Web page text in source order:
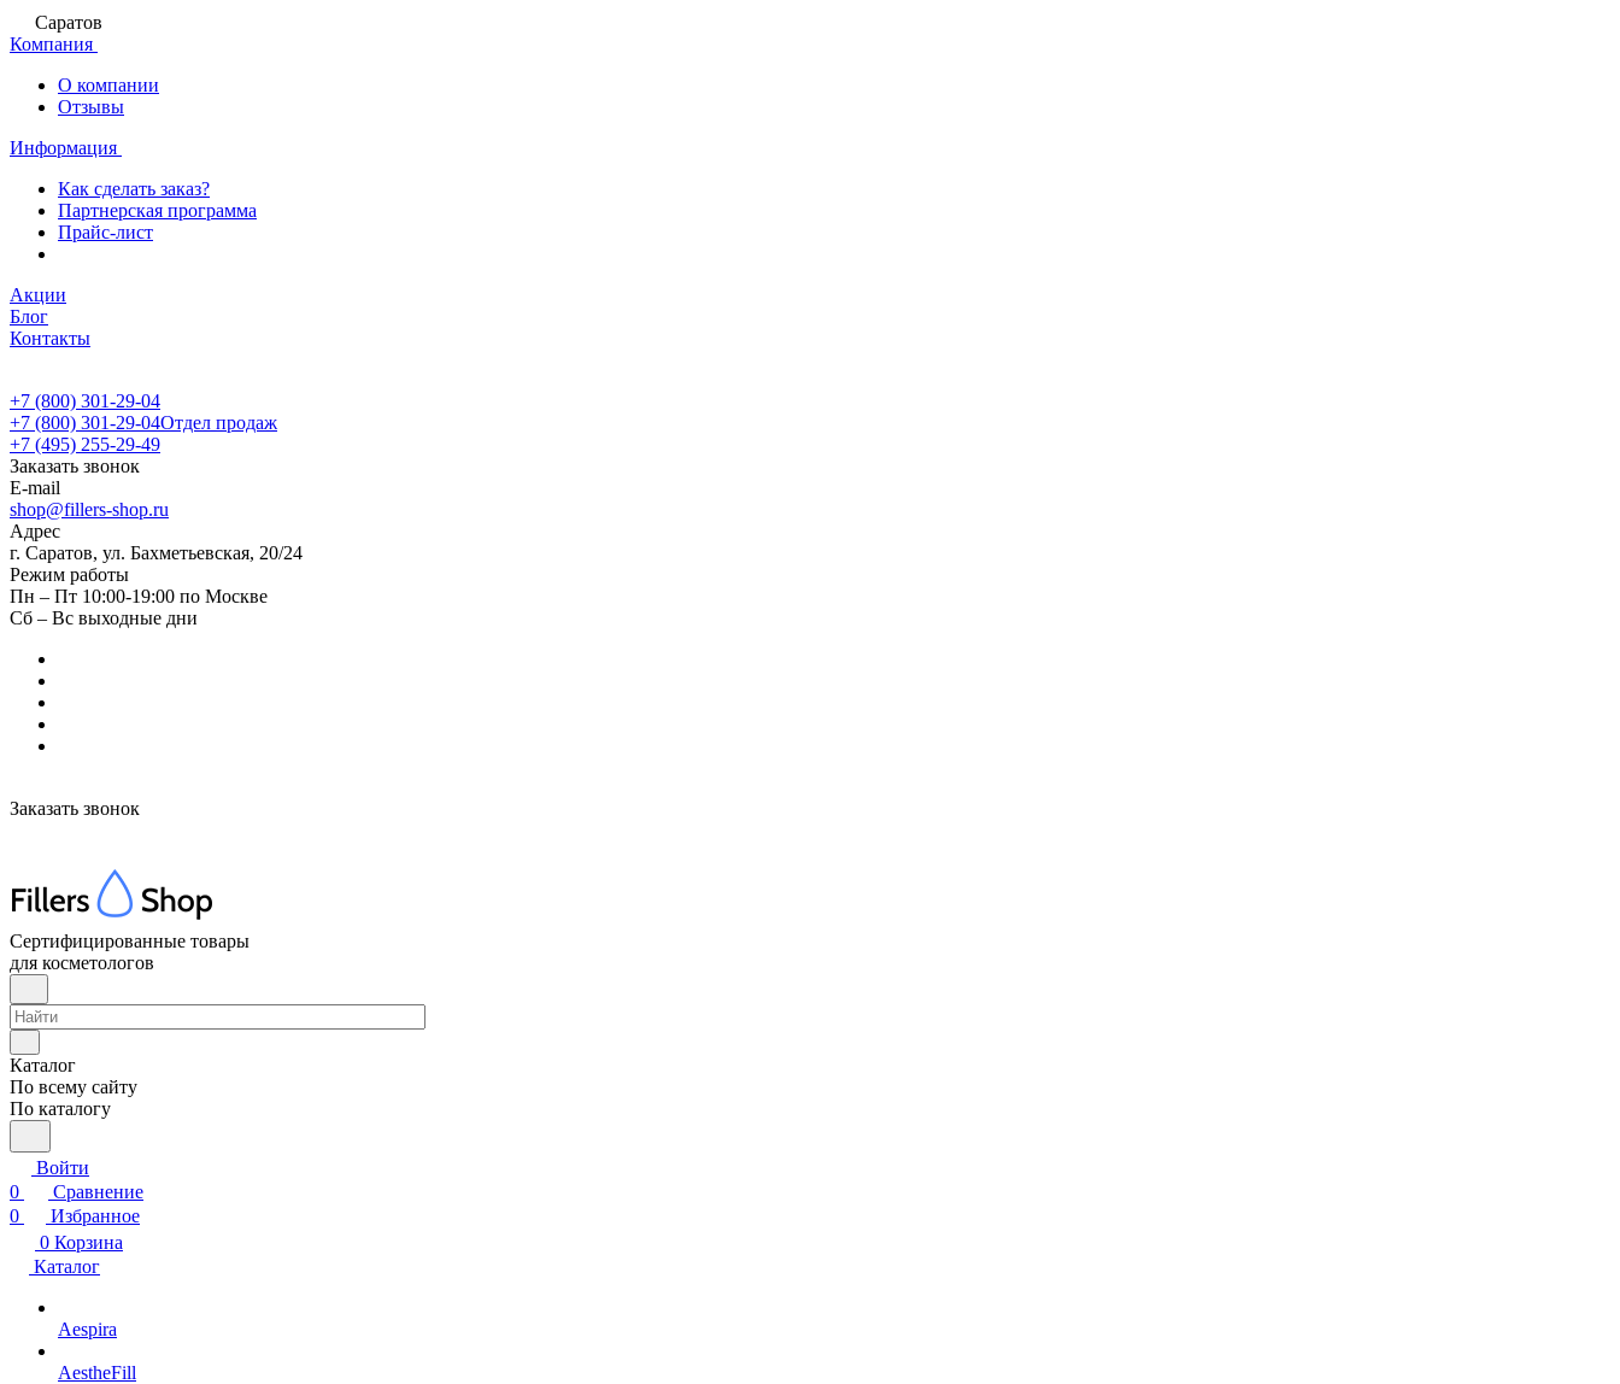
Саратов
Компания
О компании
Отзывы
Информация
Как сделать заказ?
Партнерская программа
Прайс-лист
Акции
Блог
Контакты
+7 (800) 301-29-04
+7 (800) 301-29-04Отдел продаж
+7 (495) 255-29-49
Заказать звонок
E-mail
shop@fillers-shop.ru
Адрес
г. Саратов, ул. Бахметьевская, 20/24
Режим работы
Пн – Пт 10:00-19:00 по Москве
Сб – Вс выходные дни
Заказать звонок
Сертифицированные товары
для косметологов
Каталог
По всему сайту
По каталогу
Войти
0
Сравнение
0
Избранное
0 Корзина
Каталог
Aespira
AestheFill